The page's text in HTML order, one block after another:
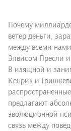
Почему
ветер деньги,
между всеми
Элвисом Пресли
В изящной и
Кенрик и
предлагают
эволюционной
связь между